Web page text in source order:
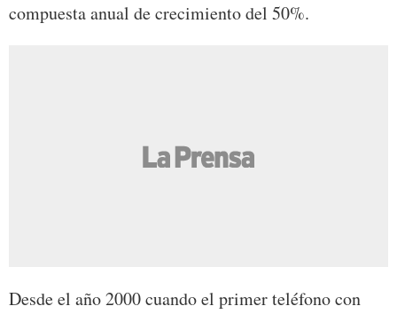
compuesta anual de crecimiento del 50%.
Desde el año 2000 cuando el primer teléfono con